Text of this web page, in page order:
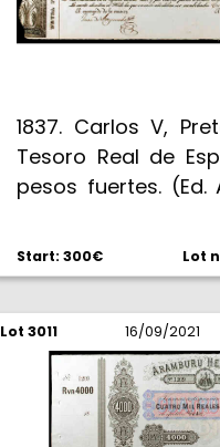
1837. Carlos V,
Tesoro Real de
pesos fuertes. (Ed.
mayo de 1839.
sello en
Pretendiente. EBC.
Start: 300€ Lot
Lot 3011 16/09/2021